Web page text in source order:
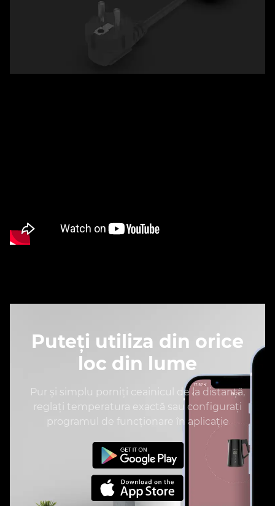
Puteți utiliza din orice
loc din lume
Pur și simplu porniți ceainicul de la distanță,
reglați temperatura exactă sau configurați
programul de funcționare în aplicație